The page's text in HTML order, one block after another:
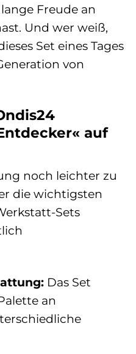
Freude an
Und wer weiß,
Set eines Tages
von
auf
noch leichter zu
die wichtigsten
Sets
Das Set
an